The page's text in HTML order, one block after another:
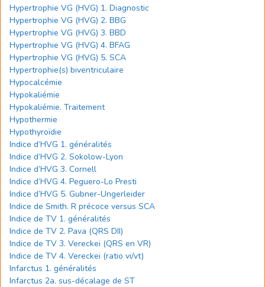
Hypertrophie VG (HVG) 1. Diagnostic
Hypertrophie VG (HVG) 2. BBG
Hypertrophie VG (HVG) 3. BBD
Hypertrophie VG (HVG) 4. BFAG
Hypertrophie VG (HVG) 5. SCA
Hypertrophie(s) biventriculaire
Hypocalcémie
Hypokaliémie
Hypokaliémie. Traitement
Hypothermie
Hypothyroïdie
Indice d’HVG 1. généralités
Indice d’HVG 2. Sokolow-Lyon
Indice d’HVG 3. Cornell
Indice d’HVG 4. Peguero-Lo Presti
Indice d’HVG 5. Gubner-Ungerleider
Indice de Smith. R précoce versus SCA
Indice de TV 1. généralités
Indice de TV 2. Pava (QRS DII)
Indice de TV 3. Vereckei (QRS en VR)
Indice de TV 4. Vereckei (ratio vi/vt)
Infarctus 1. généralités
Infarctus 2a. sus-décalage de ST